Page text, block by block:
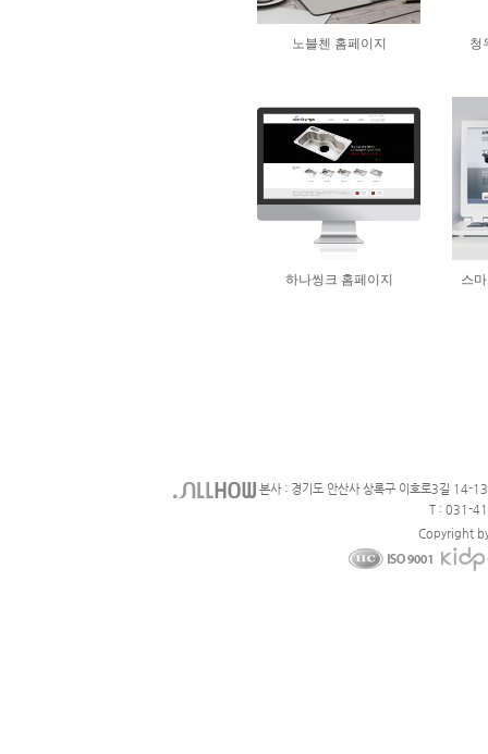
본사 : 경기도 안산사 상록구 이호로3길 14-
T : 031-
Copyright